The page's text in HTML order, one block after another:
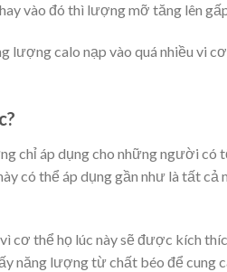
vào đó thì lượng mỡ tăng lên
lượng calo nạp vào quá nhiều vi cơ
chỉ áp dụng cho những người có
có thể áp dụng gần như là tất cả
cơ thể họ lúc này sẽ được kích
năng lượng từ chất béo để cung